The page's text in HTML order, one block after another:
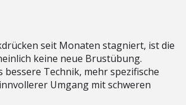
seit Monaten stagniert, ist die
keine neue Brustübung.
bessere Technik, mehr spezifische
Umgang mit schweren